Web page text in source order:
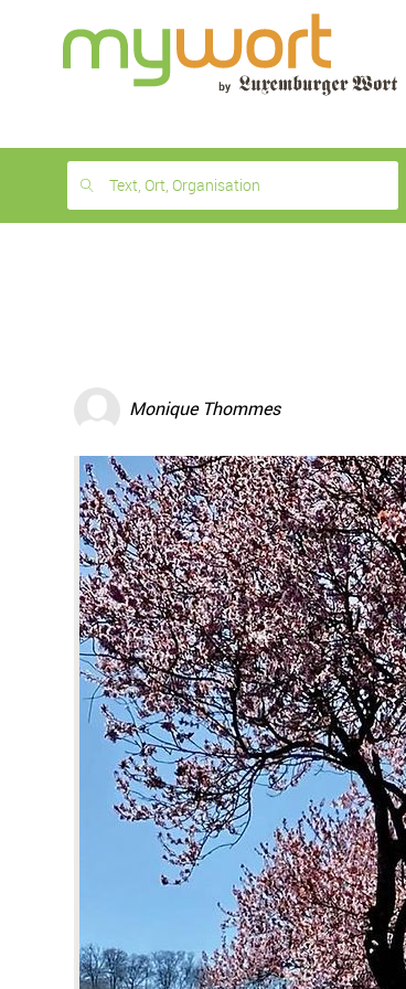
month
free
Text, Ort, Organisation
Monique Thommes